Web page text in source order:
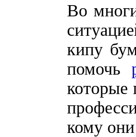
Во
кипу
помочь
которые
кому